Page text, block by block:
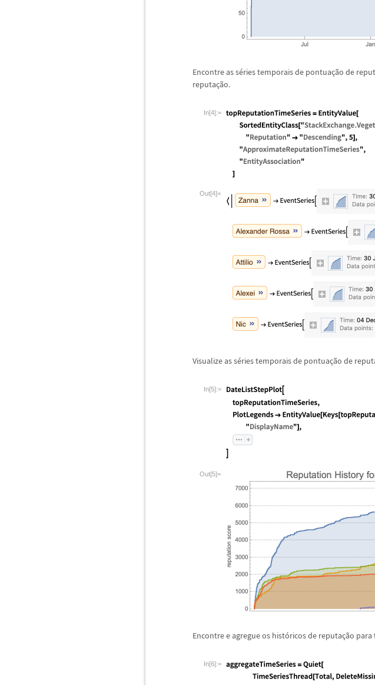
Encontre as séries temporais de pontuação de
reputação.
In[4]:=
Out[4]=
Visualize as séries temporais de pontuação de
In[5]:=
Out[5]=
Encontre e agregue os históricos de reputação para
In[6]:=